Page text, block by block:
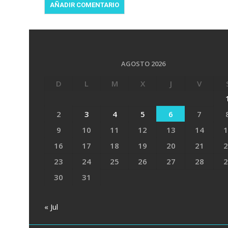
AGOSTO 2026
D L M X J V
1
2
3 4 5 6 7
9
10 11 12 13 14
16
17 18 19 20 21
23
24 25 26 27 28
30
31
« Jul